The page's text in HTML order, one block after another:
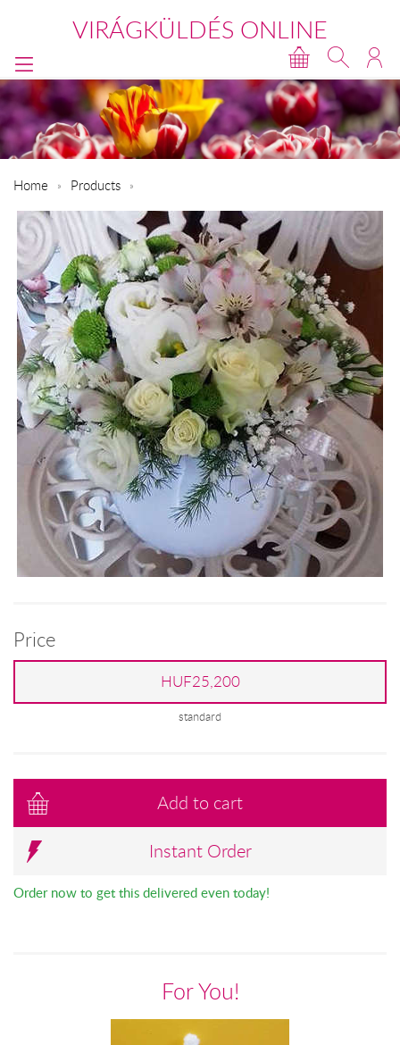
VIRÁGKÜLDÉS ONLINE
Home Products
Price
HUF25,200
standard
Add to cart
Instant Order
Order now to get this delivered even today!
For You!